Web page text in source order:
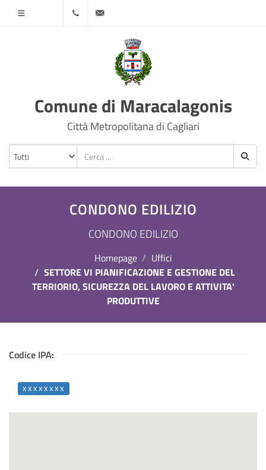
protocollo@comune.maracalagonis.ca.it
Comune di Maracalagonis
Città Metropolitana di Cagliari
CONDONO EDILIZIO
CONDONO EDILIZIO
Homepage
Uffici
SETTORE VI PIANIFICAZIONE E GESTIONE DEL
TERRIORIO, SICUREZZA DEL LAVORO E ATTIVITA'
PRODUTTIVE
Codice IPA:
xxxxxxxx